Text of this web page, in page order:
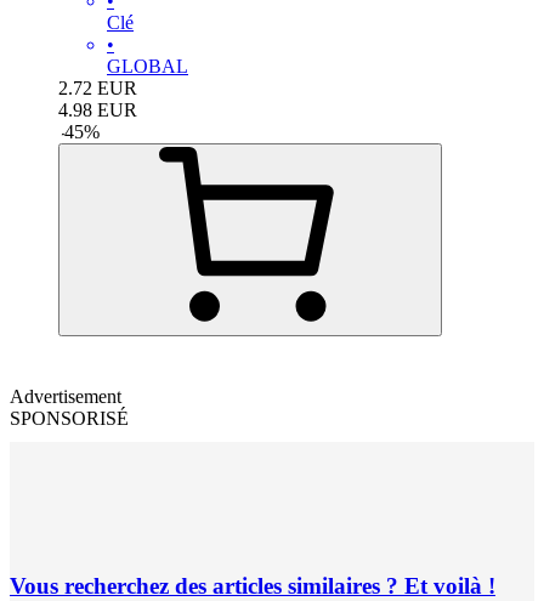
Clé
•
GLOBAL
2.72 EUR
4.98 EUR
-45%
Advertisement
SPONSORISÉ
Vous recherchez des articles similaires ? Et voilà !